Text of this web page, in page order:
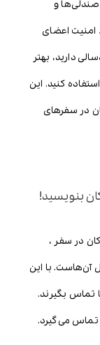
صندلی‌ها و
اعضای
دارید، بهتر
کنید. این
در سفرهای
در سفر ،
آن‌هاست. با این
تماس بگیرند.
تماس می‌گیرد.